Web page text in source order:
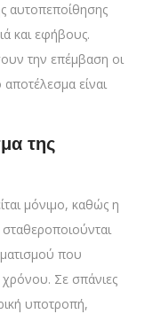
αυτοπεποίθησης
και εφήβους.
την επέμβαση οι
είναι
της
μόνιμο, καθώς η
που
Σε σπάνιες
υποτροπή,